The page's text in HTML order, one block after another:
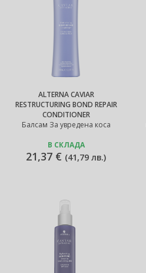
ALTERNA CAVIAR
RESTRUCTURING BOND REPAIR
CONDITIONER
Балсам За увредена коса
В СКЛАДА
21,37 € (41,79 лв.)